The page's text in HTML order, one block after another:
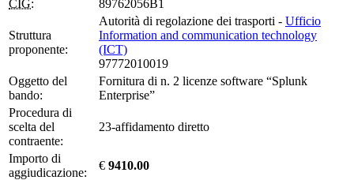
CIG: 89762056B1
Struttura
proponente:
Autorità di regolazione dei trasporti - Ufficio
Information and communication technology
(ICT)
97772010019
Oggetto del
bando:
Fornitura di n. 2 licenze software “Splunk
Enterprise”
Procedura di
scelta del
contraente:
23-affidamento diretto
Importo di
aggiudicazione:
€ 9410.00